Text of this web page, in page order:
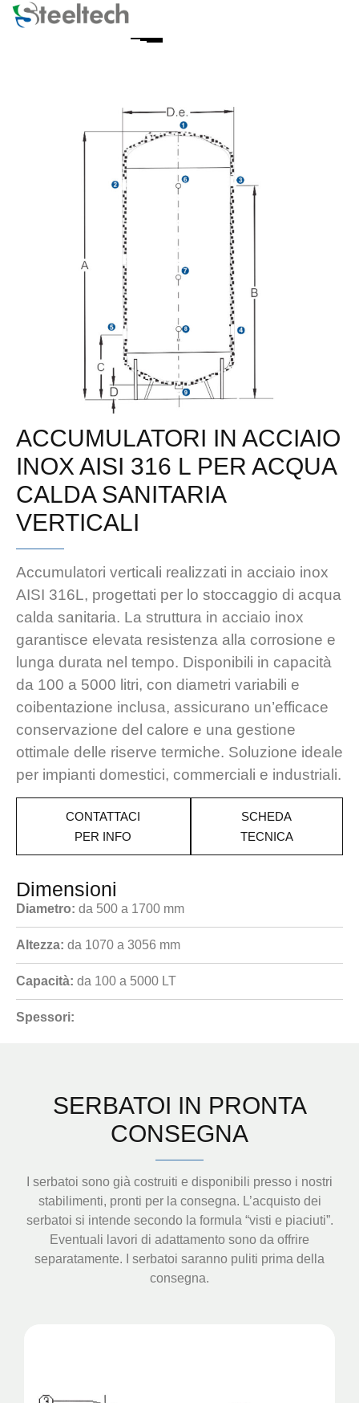
ACCUMULATORI IN ACCIAIO
INOX AISI 316 L PER ACQUA
CALDA SANITARIA
VERTICALI
Accumulatori verticali realizzati in acciaio inox
AISI 316L, progettati per lo stoccaggio di acqua
calda sanitaria. La struttura in acciaio inox
garantisce elevata resistenza alla corrosione e
lunga durata nel tempo. Disponibili in capacità
da 100 a 5000 litri, con diametri variabili e
coibentazione inclusa, assicurano un’efficace
conservazione del calore e una gestione
ottimale delle riserve termiche. Soluzione ideale
per impianti domestici, commerciali e industriali.
CONTATTACI
PER INFO
SCHEDA
TECNICA
Dimensioni
Diametro: da 500 a 1700 mm
Altezza: da 1070 a 3056 mm
Capacità: da 100 a 5000 LT
Spessori:
SERBATOI IN PRONTA
CONSEGNA
I serbatoi sono già costruiti e disponibili presso i nostri
stabilimenti, pronti per la consegna. L’acquisto dei
serbatoi si intende secondo la formula “visti e piaciuti”.
Eventuali lavori di adattamento sono da offrire
separatamente. I serbatoi saranno puliti prima della
consegna.